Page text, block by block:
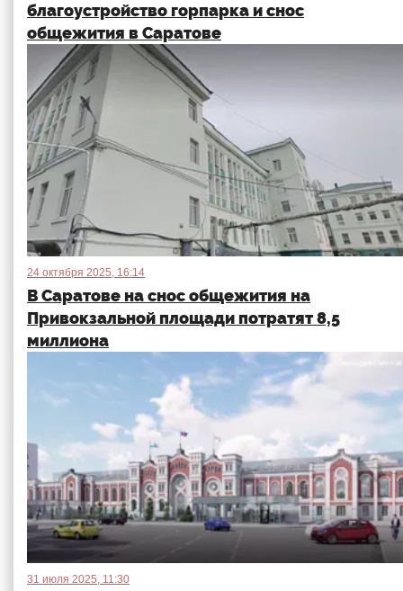
благоустройство горпарка и снос
общежития в Саратове
24 октября 2025, 16:14
В Саратове на снос общежития на
Привокзальной площади потратят 8,5
миллиона
31 июля 2025, 11:30